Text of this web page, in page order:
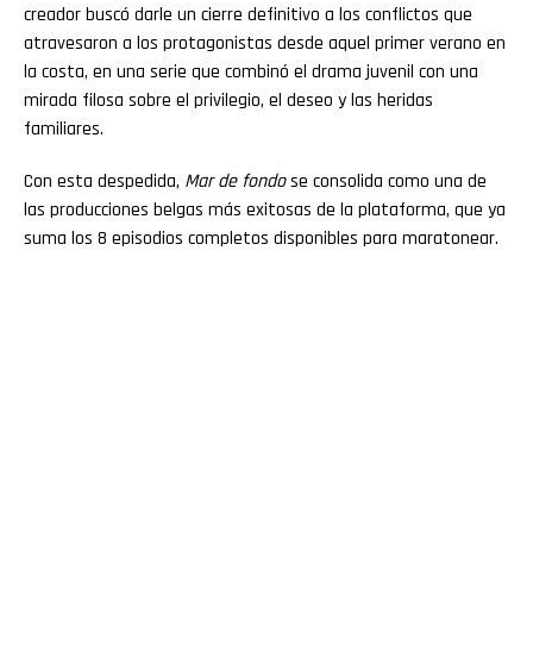
creador buscó darle un cierre definitivo a los conflictos que
atravesaron a los protagonistas desde aquel primer verano en
la costa, en una serie que combinó el drama juvenil con una
mirada filosa sobre el privilegio, el deseo y las heridas
familiares.
Con esta despedida, Mar de fondose consolida como una de
las producciones belgas más exitosas de la plataforma, que ya
suma los 8 episodios completos disponibles para maratonear.